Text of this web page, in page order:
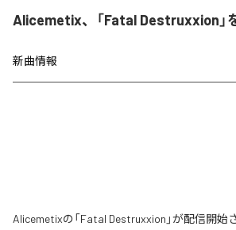
Alicemetix、「Fatal Destruxxion」
新曲情報
Alicemetixの「Fatal Destruxxion」が配信開